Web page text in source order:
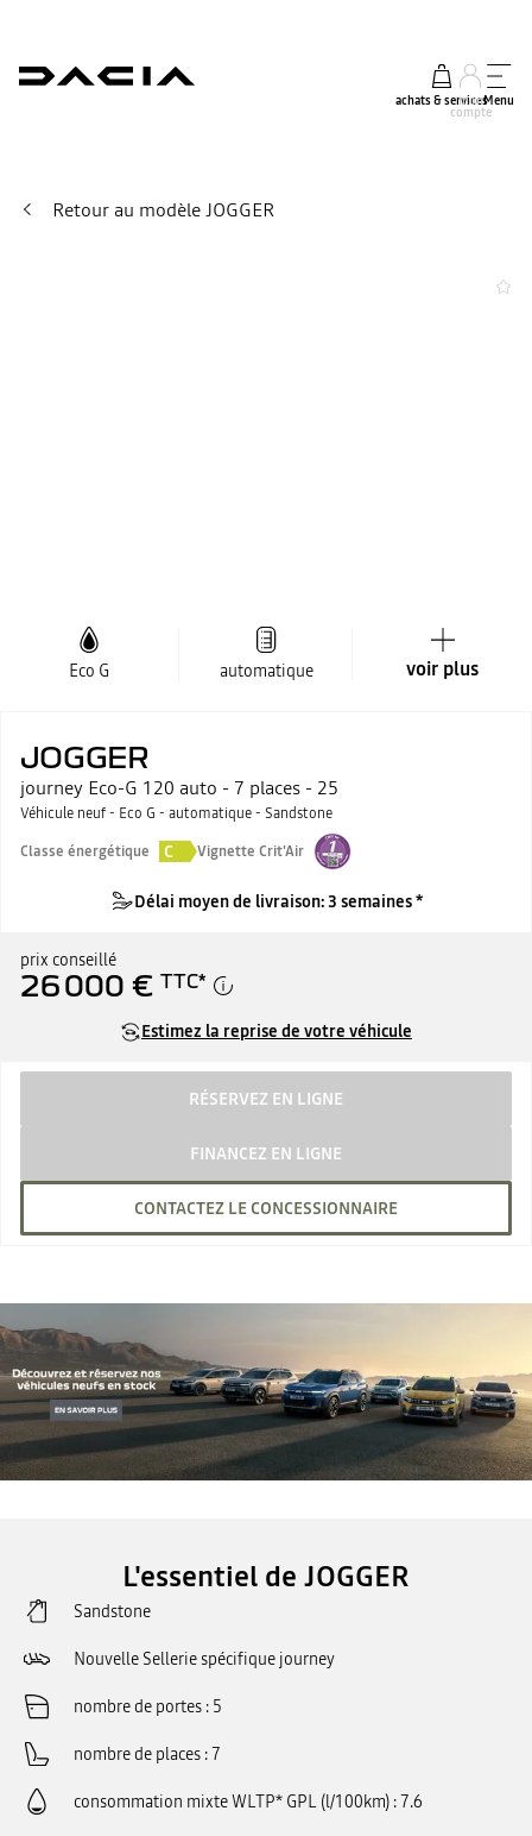
achats & services
mon
compte
Menu
Retour au modèle JOGGER
Eco G automatique voir plus
JOGGER
journey Eco-G 120 auto - 7 places - 25
Véhicule neuf - Eco G - automatique - Sandstone
Classe énergétique
C Vignette Crit'Air
Délai moyen de livraison: 3 semaines *
prix conseillé
26 000 € TTC*
Estimez la reprise de votre véhicule
RÉSERVEZ EN LIGNE
FINANCEZ EN LIGNE
CONTACTEZ LE CONCESSIONNAIRE
L'essentiel de JOGGER
Sandstone
Nouvelle Sellerie spécifique journey
nombre de portes 5
nombre de places 7
consommation mixte WLTP* GPL (l/100km) 7.6